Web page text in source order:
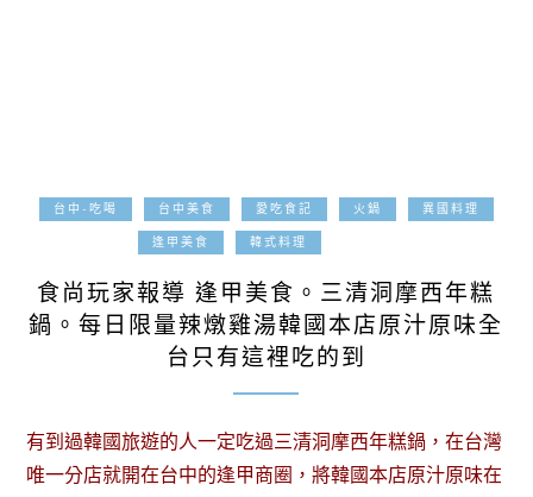
台中-吃喝 台中美食 愛吃食記 火鍋 異國料理
逢甲美食 韓式料理
食尚玩家報導 逢甲美食。三清洞摩西年糕
鍋。每日限量辣燉雞湯韓國本店原汁原味全
台只有這裡吃的到
有到過韓國旅遊的人一定吃過三清洞摩西年糕鍋，在台灣
唯一分店就開在台中的逢甲商圈，將韓國本店原汁原味在